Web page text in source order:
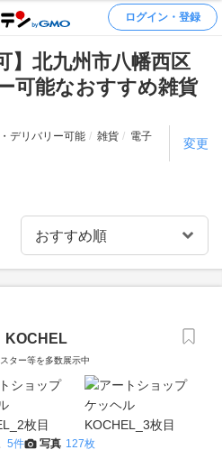
ログイン・登録
】北九州市八幡西区
可能なおすすめ雑貨
デリバリー可能 雑貨
電子
変更
KOCHEL
ター等を多数展示中
5件 写真 127枚